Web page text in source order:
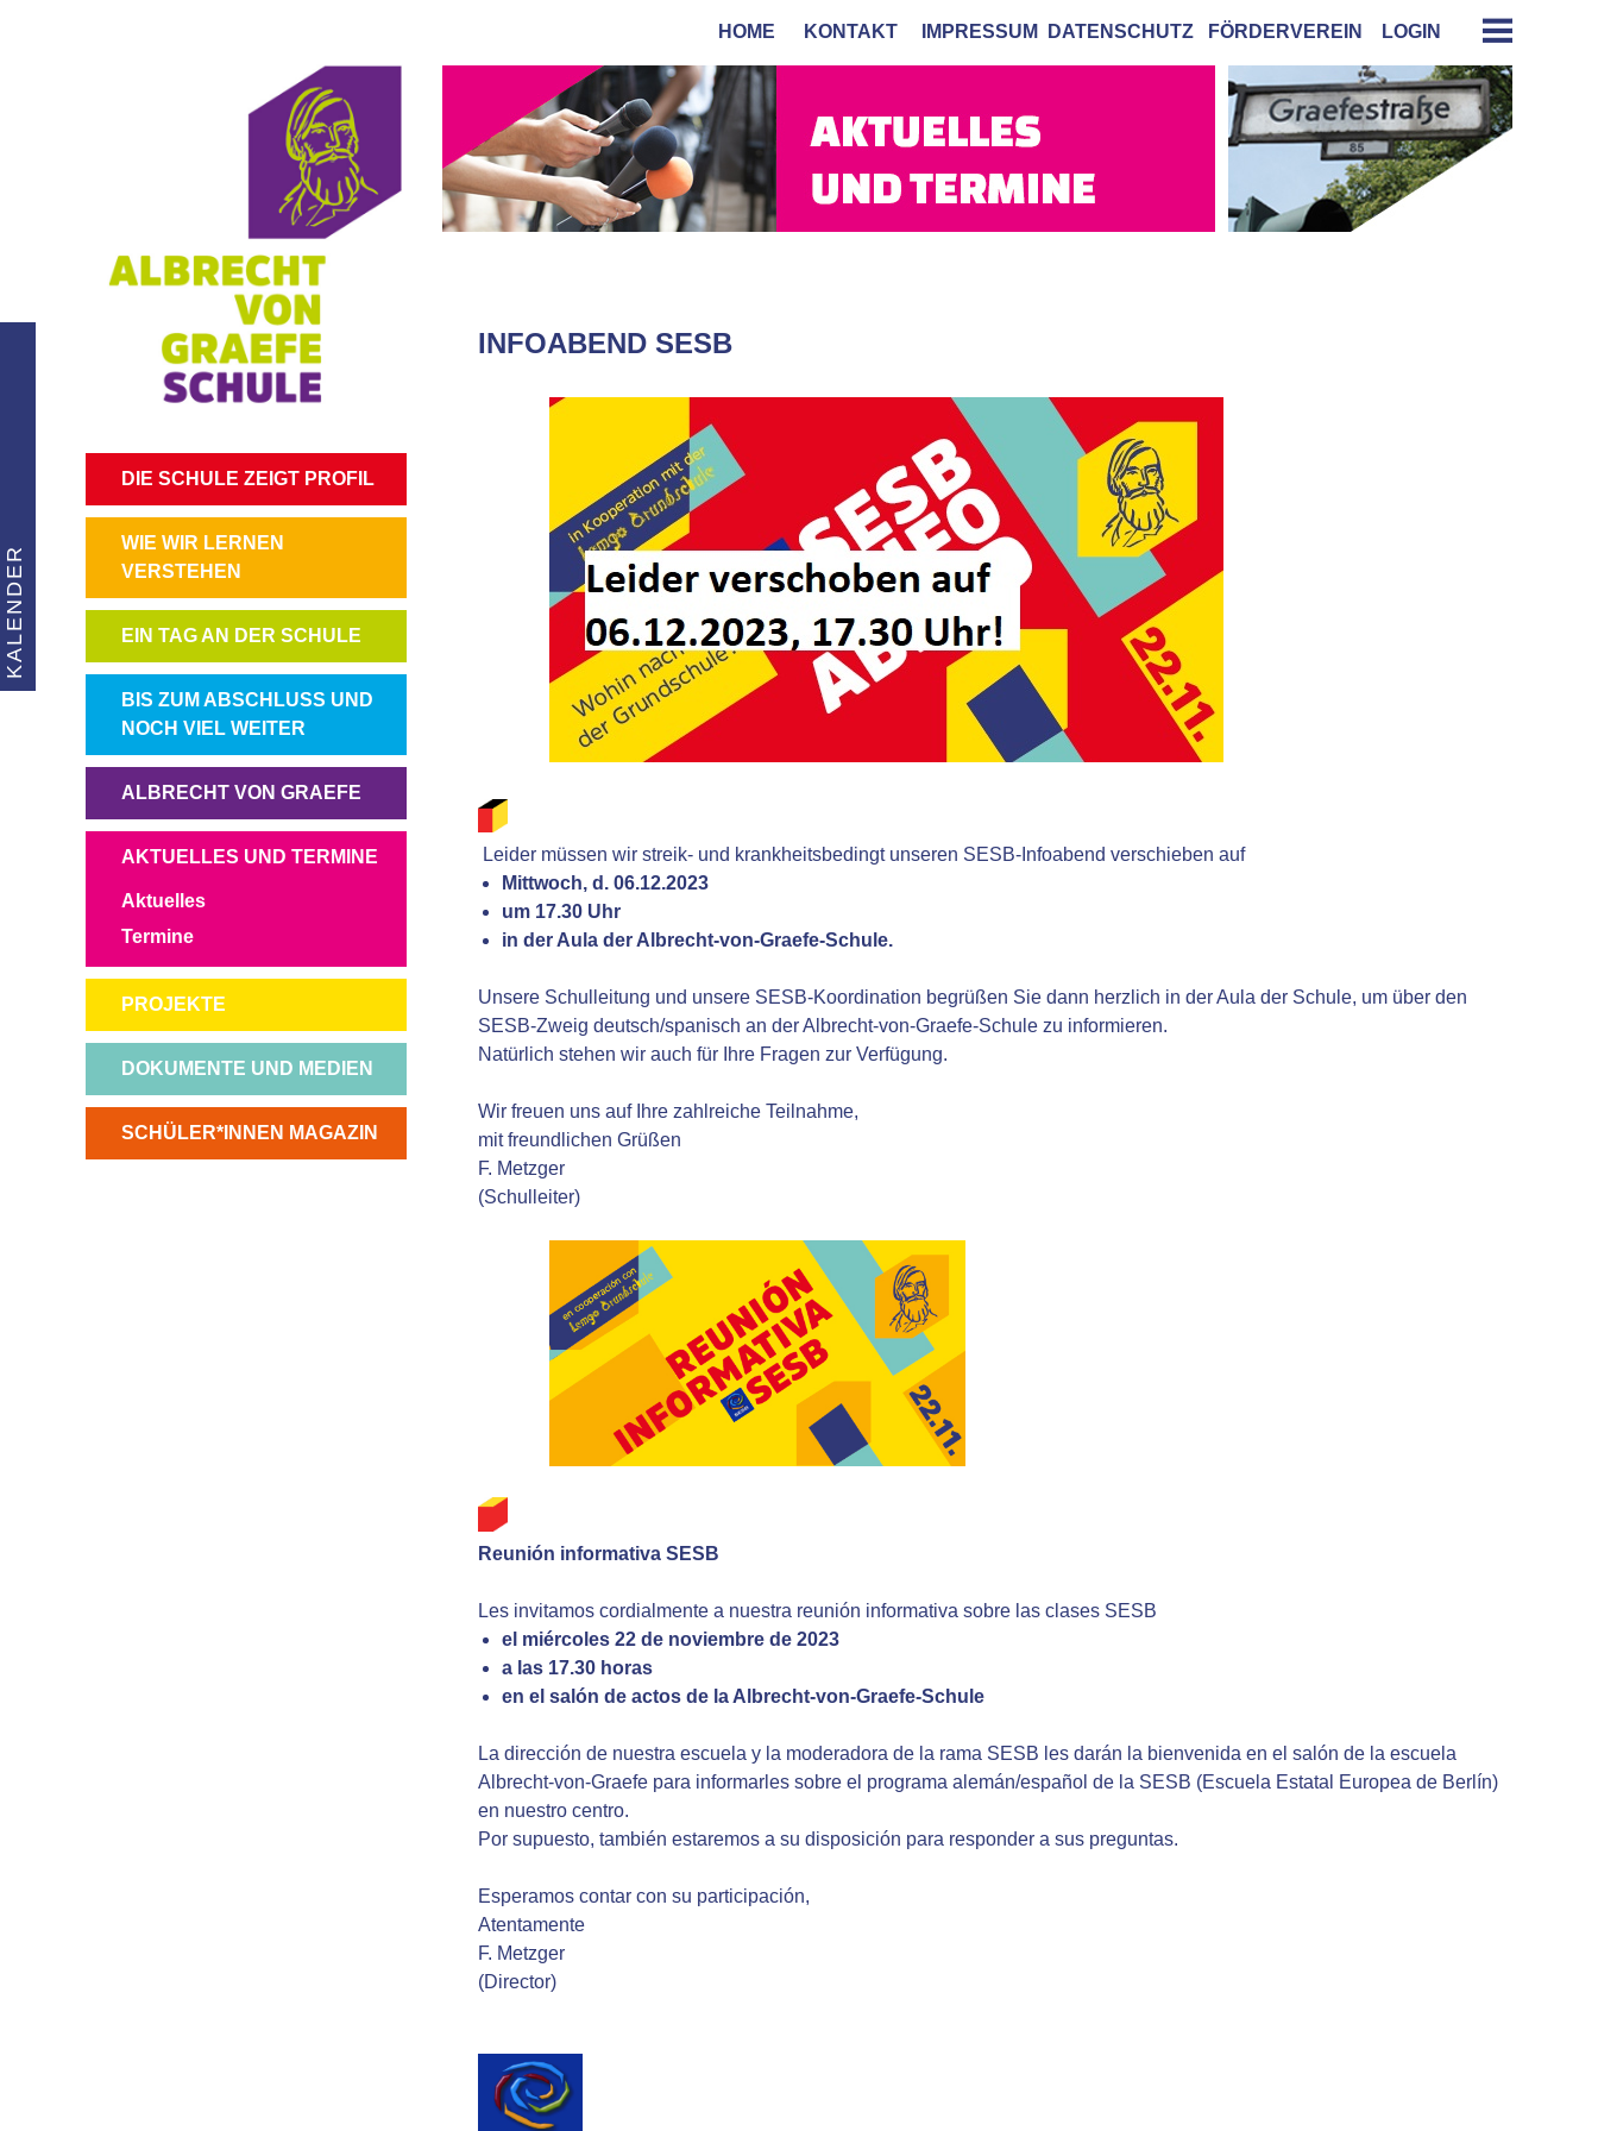
KALENDER
HOME KONTAKT IMPRESSUM DATENSCHUTZ FÖRDERVEREIN LOGIN
INFOABEND SESB
Leider müssen wir streik- und krankheitsbedingt unseren SESB-Infoabend verschieben auf
Mittwoch, d. 06.12.2023
um 17.30 Uhr
in der Aula der Albrecht-von-Graefe-Schule.
Unsere Schulleitung und unsere SESB-Koordination begrüßen Sie dann herzlich in der Aula der Schule, um über den
SESB-Zweig deutsch/spanisch an der Albrecht-von-Graefe-Schule zu informieren.
Natürlich stehen wir auch für Ihre Fragen zur Verfügung.
Wir freuen uns auf Ihre zahlreiche Teilnahme,
mit freundlichen Grüßen
F. Metzger
(Schulleiter)
Reunión informativa SESB
Les invitamos cordialmente a nuestra reunión informativa sobre las clases SESB
el miércoles 22 de noviembre de 2023
a las 17.30 horas
en el salón de actos de la Albrecht-von-Graefe-Schule
La dirección de nuestra escuela y la moderadora de la rama SESB les darán la bienvenida en el salón de la escuela
Albrecht-von-Graefe para informarles sobre el programa alemán/español de la SESB (Escuela Estatal Europea de Berlín)
en nuestro centro.
Por supuesto, también estaremos a su disposición para responder a sus preguntas.
Esperamos contar con su participación,
Atentamente
F. Metzger
(Director)
NAVIGATION
ÜBERSPRINGEN
DIE SCHULE ZEIGT PROFIL
NAVIGATION
ÜBERSPRINGEN
WIE WIR LERNEN
VERSTEHEN
NAVIGATION
ÜBERSPRINGEN
EIN TAG AN DER SCHULE
NAVIGATION
ÜBERSPRINGEN
BIS ZUM ABSCHLUSS UND
NOCH VIEL WEITER
NAVIGATION
ÜBERSPRINGEN
ALBRECHT VON GRAEFE
NAVIGATION
AKTUELLES UND TERMINE
Aktuelles
Termine
NAVIGATION
ÜBERSPRINGEN
PROJEKTE
NAVIGATION
ÜBERSPRINGEN
DOKUMENTE UND MEDIEN
NAVIGATION
ÜBERSPRINGEN
SCHÜLER*INNEN MAGAZIN